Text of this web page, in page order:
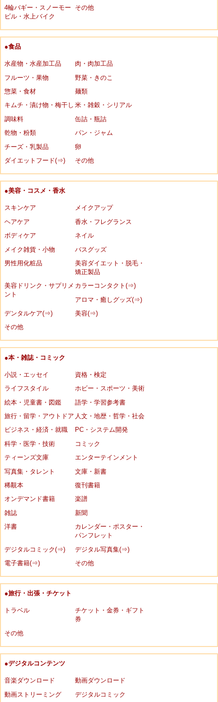
4輪バギー・スノーモー
ビル・水上バイク
その他
●食品
水産物・水産加工品
肉・肉加工品
フルーツ・果物
野菜・きのこ
惣菜・食材
麺類
キムチ・漬け物・梅干し 米・雑穀・シリアル
調味料
缶詰・瓶詰
乾物・粉類
パン・ジャム
チーズ・乳製品
卵
ダイエットフード(⇒)
その他
●美容・コスメ・香水
スキンケア
メイクアップ
ヘアケア
香水・フレグランス
ボディケア
ネイル
メイク雑貨・小物
バスグッズ
男性用化粧品
美容ダイエット・脱毛・
矯正製品
美容ドリンク・サプリメ
ント
カラーコンタクト(⇒)
アロマ・癒しグッズ(⇒)
デンタルケア(⇒)
美容(⇒)
その他
●本・雑誌・コミック
小説・エッセイ
資格・検定
ライフスタイル
ホビー・スポーツ・美術
絵本・児童書・図鑑
語学・学習参考書
旅行・留学・アウトドア 人文・地歴・哲学・社会
ビジネス・経済・就職
PC・システム開発
科学・医学・技術
コミック
ティーンズ文庫
エンターテインメント
写真集・タレント
文庫・新書
稀覯本
復刊書籍
オンデマンド書籍
楽譜
雑誌
新聞
洋書
カレンダー・ポスター・
パンフレット
デジタルコミック(⇒)
デジタル写真集(⇒)
電子書籍(⇒)
その他
●旅行・出張・チケット
トラベル
チケット・金券・ギフト
券
その他
●デジタルコンテンツ
音楽ダウンロード
動画ダウンロード
動画ストリーミング
デジタルコミック